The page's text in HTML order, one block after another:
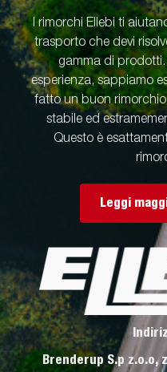
I rimorchi Ellebi ti
trasporto che devi
gamma di
esperienza, sappiamo
fatto un buon
stabile ed
Questo è
Leggi
Brenderup S.p z.o.o,